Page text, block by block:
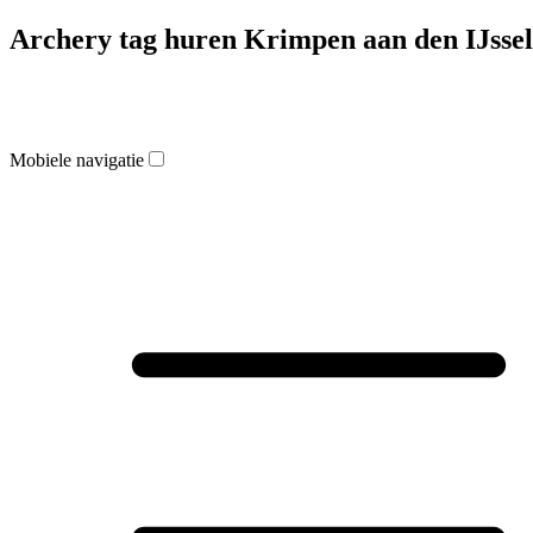
Archery tag huren Krimpen aan den IJssel
Mobiele navigatie